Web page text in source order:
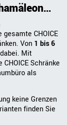
CHOICE
Von 1 bis 6
Mit
Schränke
als
keine Grenzen
finden Sie